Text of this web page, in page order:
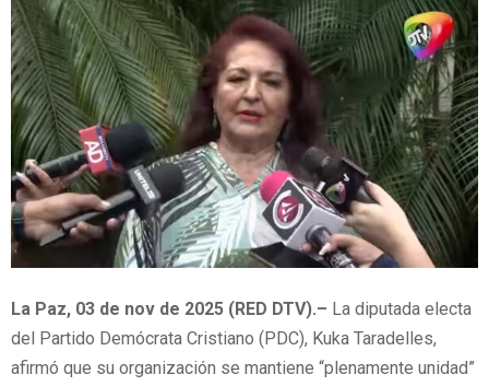
La Paz, 03 de nov de 2025 (RED DTV).– La diputada electa
del Partido Demócrata Cristiano (PDC), Kuka Taradelles,
afirmó que su organización se mantiene “plenamente unidad”